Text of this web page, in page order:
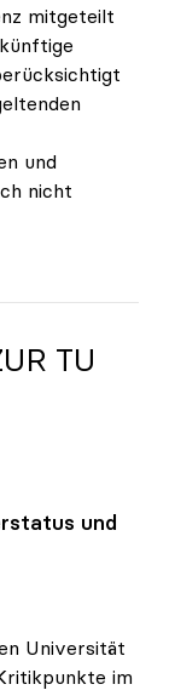
mitgeteilt
und
nicht
TU
und
Universität
im